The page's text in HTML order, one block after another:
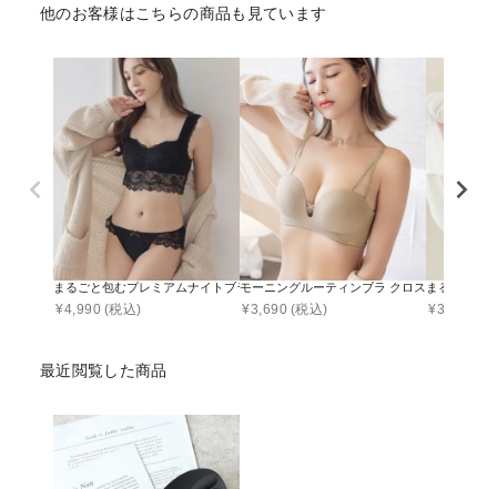
他のお客様はこちらの商品も見ています
まるごと包むプレミアムナイトブラ「ラクシア」ホックあり ショーツセット
¥4,990 (税込)
モーニングルーティンブラ クロスアップブラ
¥3,690 (税込)
まるごと包
¥3,231
最近閲覧した商品